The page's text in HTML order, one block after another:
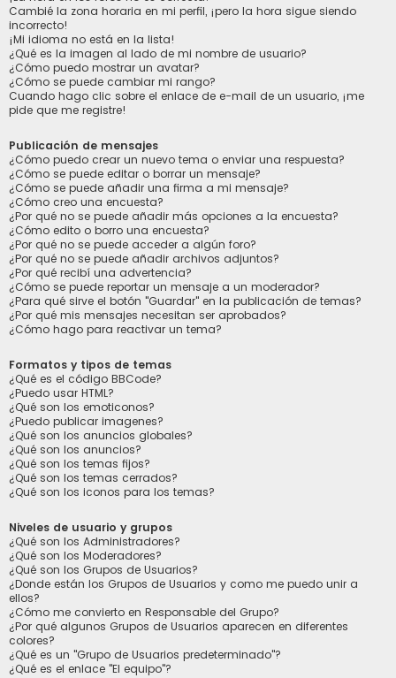
Cambié la zona horaria en mi perfil, ¡pero la hora sigue siendo
incorrecto!
¡Mi idioma no está en la lista!
¿Qué es la imagen al lado de mi nombre de usuario?
¿Cómo puedo mostrar un avatar?
¿Cómo se puede cambiar mi rango?
Cuando hago clic sobre el enlace de e-mail de un usuario, ¡me
pide que me registre!
Publicación de mensajes
¿Cómo puedo crear un nuevo tema o enviar una respuesta?
¿Cómo se puede editar o borrar un mensaje?
¿Cómo se puede añadir una firma a mi mensaje?
¿Cómo creo una encuesta?
¿Por qué no se puede añadir más opciones a la encuesta?
¿Cómo edito o borro una encuesta?
¿Por qué no se puede acceder a algún foro?
¿Por qué no se puede añadir archivos adjuntos?
¿Por qué recibí una advertencia?
¿Cómo se puede reportar un mensaje a un moderador?
¿Para qué sirve el botón "Guardar" en la publicación de temas?
¿Por qué mis mensajes necesitan ser aprobados?
¿Cómo hago para reactivar un tema?
Formatos y tipos de temas
¿Qué es el código BBCode?
¿Puedo usar HTML?
¿Qué son los emoticonos?
¿Puedo publicar imagenes?
¿Qué son los anuncios globales?
¿Qué son los anuncios?
¿Qué son los temas fijos?
¿Qué son los temas cerrados?
¿Qué son los iconos para los temas?
Niveles de usuario y grupos
¿Qué son los Administradores?
¿Qué son los Moderadores?
¿Qué son los Grupos de Usuarios?
¿Donde están los Grupos de Usuarios y como me puedo unir a
ellos?
¿Cómo me convierto en Responsable del Grupo?
¿Por qué algunos Grupos de Usuarios aparecen en diferentes
colores?
¿Qué es un "Grupo de Usuarios predeterminado"?
¿Qué es el enlace "El equipo"?